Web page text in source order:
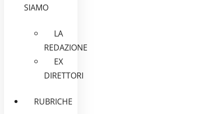
SIAMO
LA
REDAZIONE
EX
DIRETTORI
RUBRICHE